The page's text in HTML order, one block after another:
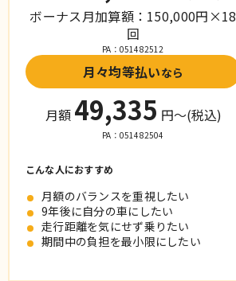
ボーナス月加算額：150,000円×18
回
PA：051482512
月々均等払いなら
月額 49,335 円〜(税込)
PA：051482504
こんな人におすすめ
月額のバランスを重視したい
9年後に自分の車にしたい
走行距離を気にせず乗りたい
期間中の負担を最小限にしたい